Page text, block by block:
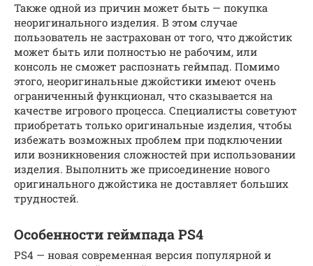
Также одной из причин может быть — покупка
неоригинального изделия. В этом случае
пользователь не застрахован от того, что джойстик
может быть или полностью не рабочим, или
консоль не сможет распознать геймпад. Помимо
этого, неоригинальные джойстики имеют очень
ограниченный функционал, что сказывается на
качестве игрового процесса. Специалисты советуют
приобретать только оригинальные изделия, чтобы
избежать возможных проблем при подключении
или возникновения сложностей при использовании
изделия. Выполнить же присоединение нового
оригинального джойстика не доставляет больших
трудностей.
Особенности геймпада PS4
PS4 — новая современная версия популярной и